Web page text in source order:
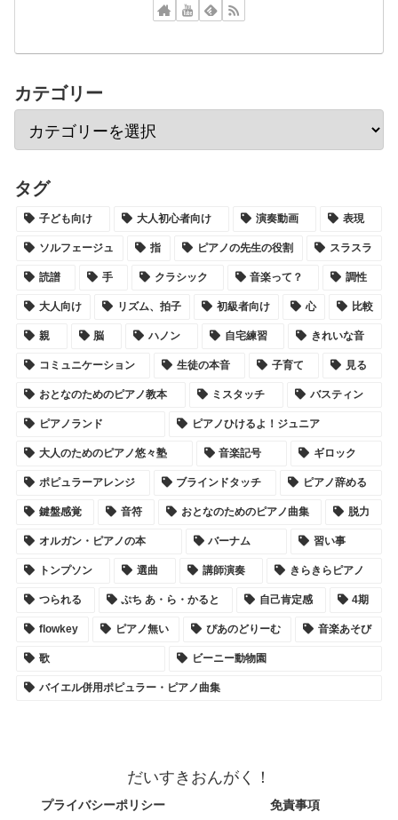
カテゴリー
タグ
子ども向け 大人初心者向け 演奏動画 表現
ソルフェージュ 指 ピアノの先生の役割 スラスラ
読譜 手 クラシック 音楽って？ 調性
大人向け リズム、拍子 初級者向け 心 比較
親 脳 ハノン 自宅練習 きれいな音
コミュニケーション 生徒の本音 子育て 見る
おとなのためのピアノ教本 ミスタッチ バスティン
ピアノランド ピアノひけるよ！ジュニア
大人のためのピアノ悠々塾 音楽記号 ギロック
ポピュラーアレンジ ブラインドタッチ ピアノ辞める
鍵盤感覚 音符 おとなのためのピアノ曲集 脱力
オルガン・ピアノの本 バーナム 習い事
トンプソン 選曲 講師演奏 きらきらピアノ
つられる ぷち あ・ら・かると 自己肯定感 4期
flowkey ピアノ無い ぴあのどりーむ 音楽あそび
歌 ビーニー動物園
バイエル併用ポピュラー・ピアノ曲集
だいすきおんがく！
プライバシーポリシー 免責事項